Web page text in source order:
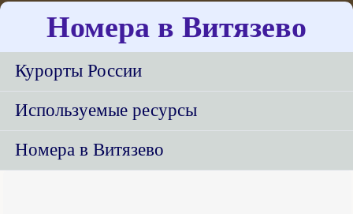
Номера в Витязево
Курорты России
Используемые ресурсы
Номера в Витязево